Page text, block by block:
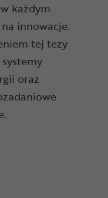
każdym
innowacje.
tej tezy
oraz